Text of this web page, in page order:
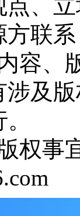
点、
联
容、
及
权事